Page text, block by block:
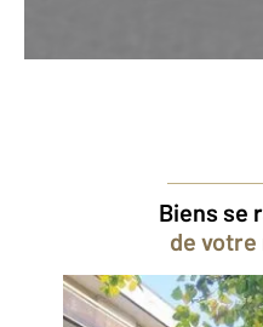
Biens se
de